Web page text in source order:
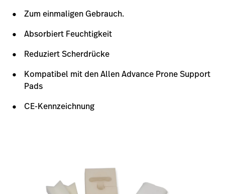
Zum einmaligen Gebrauch.
Absorbiert Feuchtigkeit
Reduziert Scherdrücke
Kompatibel mit den Allen Advance Prone Support
Pads
CE-Kennzeichnung